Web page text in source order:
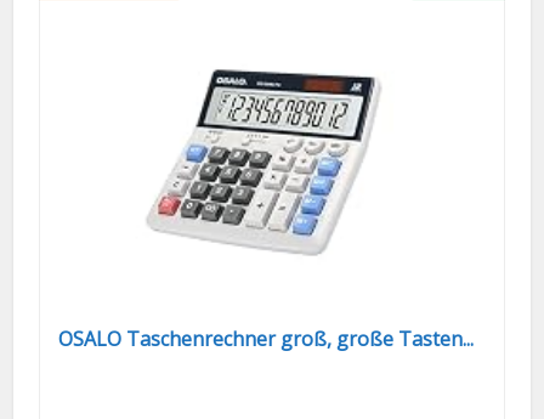
OSALO Taschenrechner groß, große Tasten...